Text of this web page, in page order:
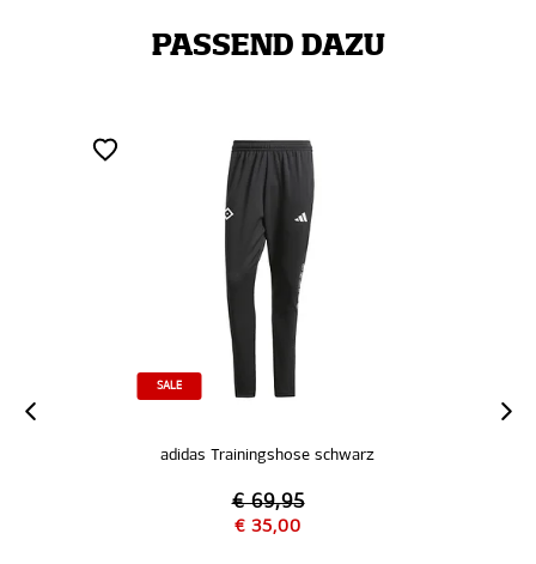
PASSEND DAZU
SALE
adidas Trainingshose schwarz
€ 69,95
€ 35,00